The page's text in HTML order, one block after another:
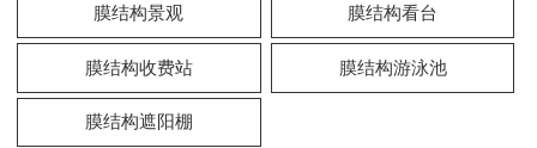
膜结构景观 膜结构看台
膜结构收费站 膜结构游泳池
膜结构遮阳棚